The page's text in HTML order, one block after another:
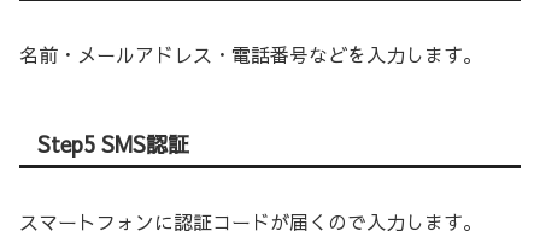
名前・メールアドレス・電話番号などを入力します。
Step5 SMS認証
スマートフォンに認証コードが届くので入力します。